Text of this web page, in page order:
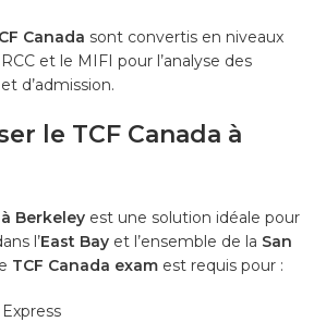
Canada sont convertis en niveaux
et le MIFI pour l’analyse des
d’admission.
le TCF Canada à
Berkeley est une solution idéale pour
l’East Bay et l’ensemble de la San
TCF Canada exam est requis pour :